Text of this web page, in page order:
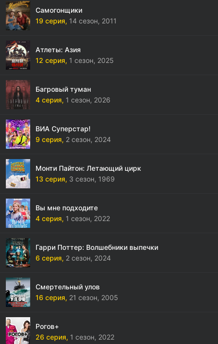
Самогонщики
19 серия, 14 сезон, 2011
Атлеты: Азия
12 серия, 1 сезон, 2025
Багровый туман
4 серия, 1 сезон, 2026
ВИА Суперстар!
9 серия, 2 сезон, 2024
Монти Пайтон: Летающий цирк
13 серия, 3 сезон, 1969
Вы мне подходите
4 серия, 1 сезон, 2022
Гарри Поттер: Волшебники выпечки
6 серия, 2 сезон, 2024
Смертельный улов
16 серия, 21 сезон, 2005
Рогов+
26 серия, 1 сезон, 2022